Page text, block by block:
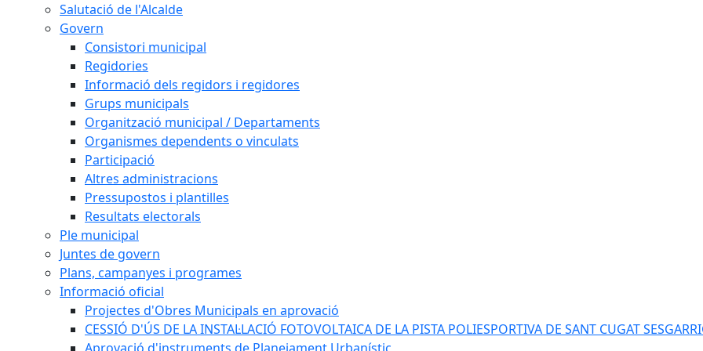
Salutació de l'Alcalde
Govern
Consistori municipal
Regidories
Informació dels regidors i regidores
Grups municipals
Organització municipal / Departaments
Organismes dependents o vinculats
Participació
Altres administracions
Pressupostos i plantilles
Resultats electorals
Ple municipal
Juntes de govern
Plans, campanyes i programes
Informació oficial
Projectes d'Obres Municipals en aprovació
CESSIÓ D'ÚS DE LA INSTAL·LACIÓ FOTOVOLTAICA DE LA PISTA POLIESPORTIVA DE SANT CUGAT